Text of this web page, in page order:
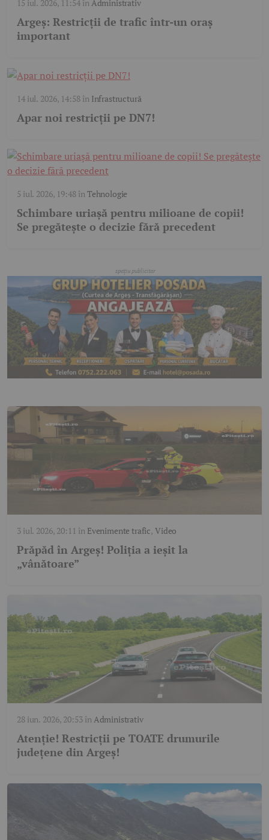
15 iul. 2026, 11:54înAdministrativ
Argeș: Restricții de trafic într-un oraș
important
14 iul. 2026, 14:58în Infrastructură
Apar noi restricții pe DN7!
5 iul. 2026, 19:48înTehnologie
Schimbare uriașă pentru milioane de copii!
Se pregătește o decizie fără precedent
3 iul. 2026, 20:11 în Evenimente trafic,Video
Prăpăd în Argeș! Poliția a ieșit la
„vânătoare”
28 iun. 2026, 20:53în Administrativ
Atenție! Restricții pe TOATE drumurile
județene din Argeș!